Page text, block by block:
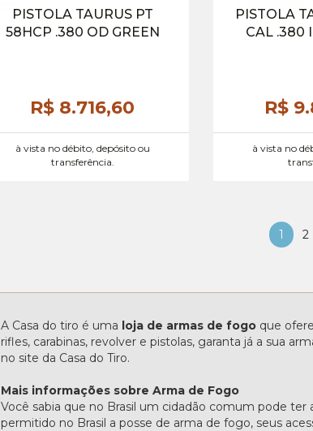
PISTOLA TAURUS PT
58HCP .380 OD GREEN
R$ 8.716,60
à vista no débito, depósito ou
transferência.
PISTOLA
CAL .380
R$
à vista no
1 2
A Casa do tiro é uma loja de armas de fogoque
rifles, carabinas, revolver e pistolas, garanta já a sua
no site da Casa do Tiro.
Mais informações sobre Arma de Fogo
Você sabia que no Brasil um cidadão comum pode
permitido no Brasil a posse de arma de fogo, seus